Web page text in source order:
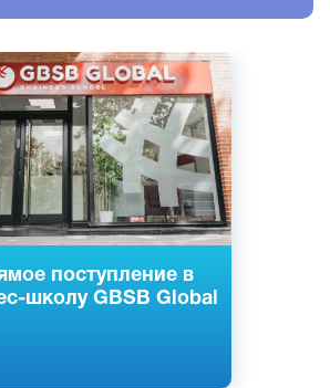
поступление в
школу GBSB Global
Мальта